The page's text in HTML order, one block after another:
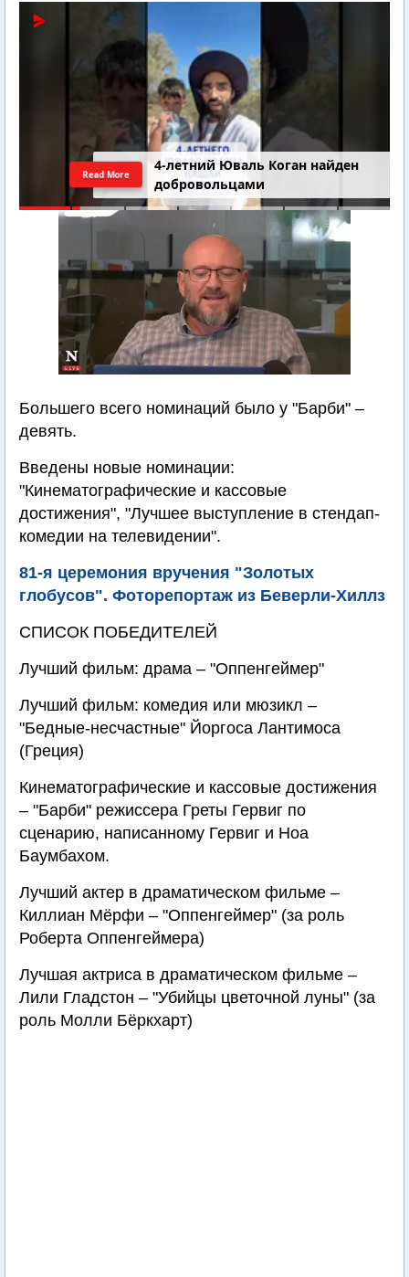
4-летний Юваль Коган найден
добровольцами
Read More
Большего всего номинаций было у "Барби" –
девять.
Введены новые номинации:
"Кинематографические и кассовые
достижения", "Лучшее выступление в стендап-
комедии на телевидении".
81-я церемония вручения "Золотых
глобусов". Фоторепортаж из Беверли-Хиллз
СПИСОК ПОБЕДИТЕЛЕЙ
Лучший фильм: драма – "Оппенгеймер"
Лучший фильм: комедия или мюзикл –
"Бедные-несчастные" Йоргоса Лантимоса
(Греция)
Кинематографические и кассовые достижения
– "Барби" режиссера Греты Гервиг по
сценарию, написанному Гервиг и Ноа
Баумбахом.
Лучший актер в драматическом фильме –
Киллиан Мёрфи – "Оппенгеймер" (за роль
Роберта Оппенгеймера)
Лучшая актриса в драматическом фильме –
Лили Гладстон – "Убийцы цветочной луны" (за
роль Молли Бёркхарт)